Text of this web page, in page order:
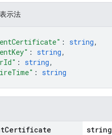
示法
: string,
: string,
: string,
: string
Certificate string